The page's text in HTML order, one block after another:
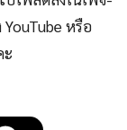
หรือ